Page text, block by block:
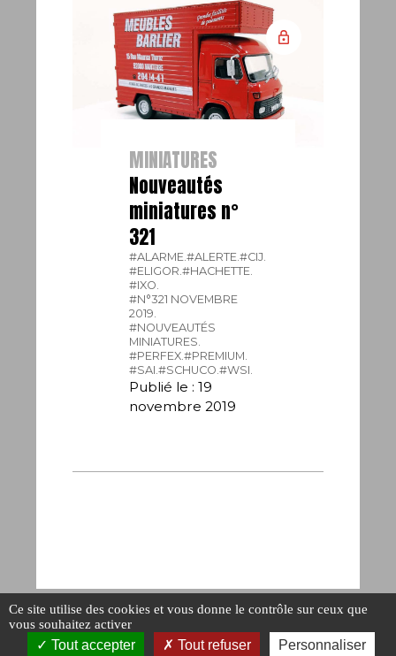
MINIATURES
Nouveautés
miniatures n°
321
#ALARME.#ALERTE.#CIJ.
#ELIGOR.#HACHETTE.
#IXO.
#N°321 NOVEMBRE
2019.
#NOUVEAUTÉS
MINIATURES.
#PERFEX.#PREMIUM.
#SAI.#SCHUCO.#WSI.
Publié le : 19
novembre 2019
Ce site utilise des cookies et vous donne le contrôle sur ceux que
vous souhaitez activer
Tout accepter Tout refuser Personnaliser